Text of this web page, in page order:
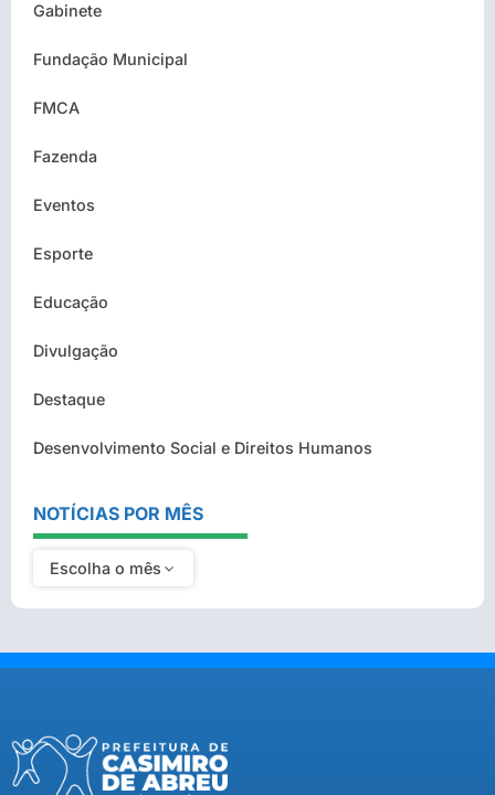
Gabinete
Fundação Municipal
FMCA
Fazenda
Eventos
Esporte
Educação
Divulgação
Destaque
Desenvolvimento Social e Direitos Humanos
NOTÍCIAS POR MÊS
Escolha o mês